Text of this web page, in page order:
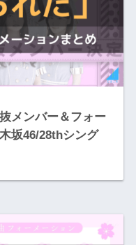
メンバー＆フォー
坂46/28thシング